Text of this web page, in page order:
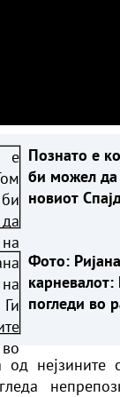
Познато е
би можел да
новиот
Фото:
карневалот:
погледи во
нејзините